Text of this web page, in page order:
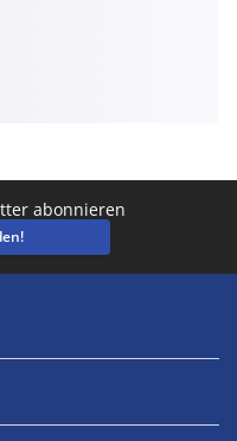
abonnieren